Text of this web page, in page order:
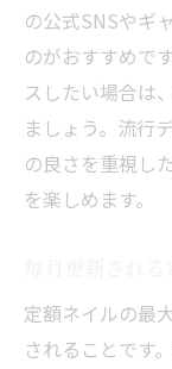
の公式SNSやギ
のがおすすめで
スしたい場合は
ましょう。流行
の良さを重視し
を楽しめます。
定額ネイルの最
されることです